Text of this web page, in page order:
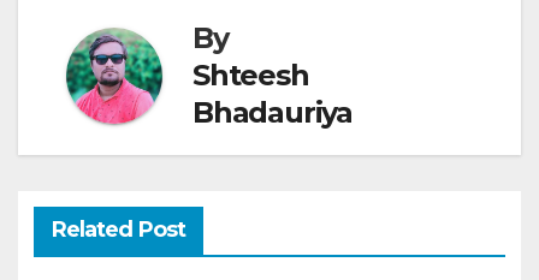
By
Shteesh
Bhadauriya
Related Post